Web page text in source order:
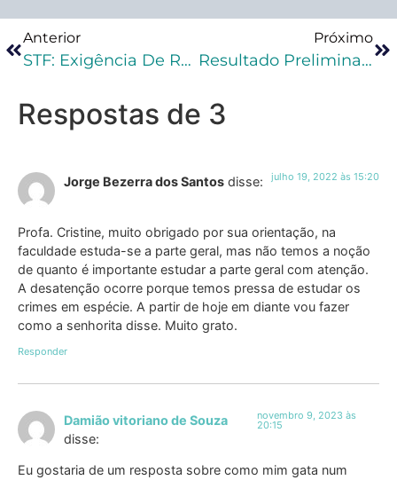
Anterior
STF: Exigência De Representação No Estelionato Não Retroage Para Alcançar Ações Penais Já Instauradas
Próximo
Resultado Preliminar Na Primeira Fase Do XXXV Exame De Ordem
Respostas de 3
Jorge Bezerra dos Santos disse: julho 19, 2022 às 15:20
Profa. Cristine, muito obrigado por sua orientação, na
faculdade estuda-se a parte geral, mas não temos a noção
de quanto é importante estudar a parte geral com atenção.
A desatenção ocorre porque temos pressa de estudar os
crimes em espécie. A partir de hoje em diante vou fazer
como a senhorita disse. Muito grato.
Responder
Damião vitoriano de Souza
disse:
novembro 9, 2023 às
20:15
Eu gostaria de um resposta sobre como mim gata num